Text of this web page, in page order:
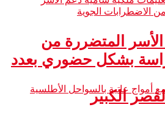
بشكل حضوري بعدد
الكبير
المتضررة من